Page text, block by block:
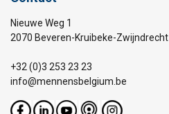
Nieuwe Weg 1
2070 Beveren-Kruibeke-Zwijndrecht
+32 (0)3 253 23 23
info@mennensbelgium.be